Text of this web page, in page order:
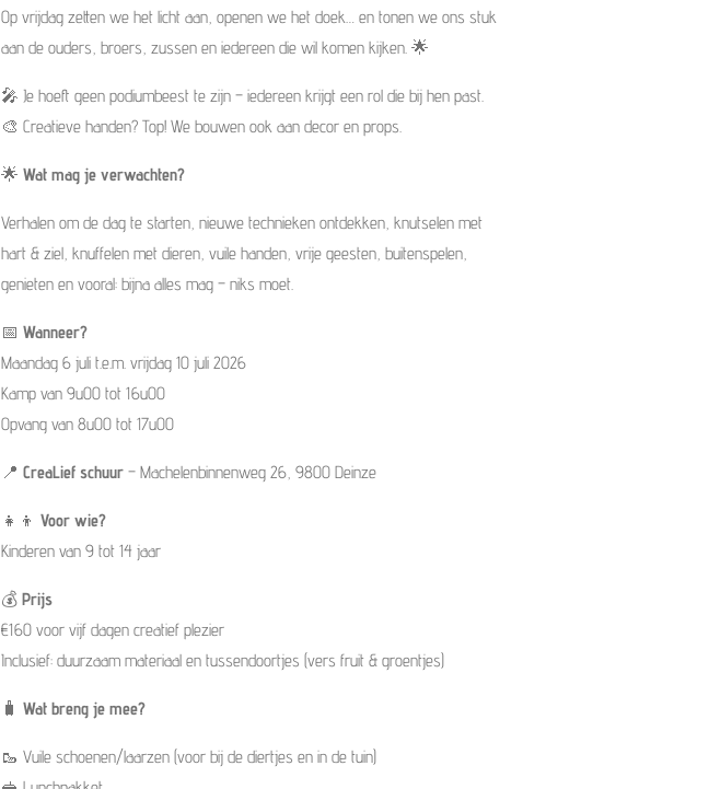
Op vrijdag zetten we het licht aan, openen we het doek… en tonen we ons stuk
aan de ouders, broers, zussen en iedereen die wil komen kijken. 🌟
🎤 Je hoeft geen podiumbeest te zijn – iedereen krijgt een rol die bij hen past.
🎨 Creatieve handen? Top! We bouwen ook aan decor en props.
🌟 Wat mag je verwachten?
Verhalen om de dag te starten, nieuwe technieken ontdekken, knutselen met
hart & ziel, knuffelen met dieren, vuile handen, vrije geesten, buitenspelen,
genieten en vooral: bijna alles mag – niks moet.
📅 Wanneer?
Maandag 6 juli t.e.m. vrijdag 10 juli 2026
Kamp van 9u00 tot 16u00
Opvang van 8u00 tot 17u00
📍 CreaLief schuur – Machelenbinnenweg 26, 9800 Deinze
👧👦 Voor wie?
Kinderen van 9 tot 14 jaar
💰 Prijs
€160 voor vijf dagen creatief plezier
Inclusief: duurzaam materiaal en tussendoortjes (vers fruit & groentjes)
🧳 Wat breng je mee?
🥾 Vuile schoenen/laarzen (voor bij de diertjes en in de tuin)